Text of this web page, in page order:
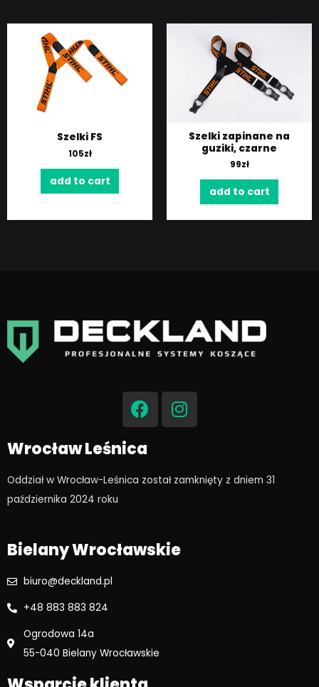
Szelki FS
105zł
add to cart
Szelki zapinane na
guziki, czarne
99zł
add to cart
F
a
c
e
b
o
o
I
n
s
g
r
Wrocław Leśnica
Oddział w Wrocław-Leśnica został zamknięty z dniem 31
października 2024 roku​
Bielany Wrocławskie
biuro@deckland.pl
+48 883 883 824
Ogrodowa 14a
55-040 Bielany Wrocławskie